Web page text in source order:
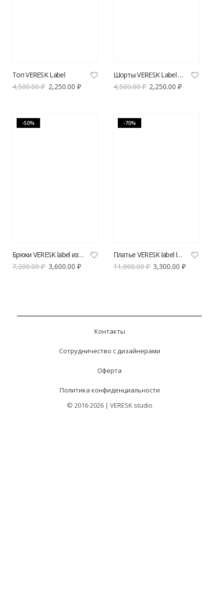
Топ VERESK Label
4,500.00₽ 2,250.00 ₽
Шорты VERESK Label на резинке
4,500.00₽ 2,250.00₽
-50%
Брюки VERESK label из вискозы
7,200.00₽ 3,600.00 ₽
-70%
Платье VERESK label leo green
11,000.00₽ 3,300.00₽
Контакты
Сотрудничество с дизайнерами
Оферта
Политика конфиденциальности
© 2016-2026 | VERESK studio